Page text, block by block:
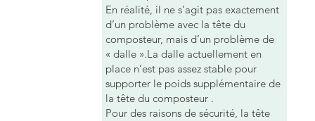
En réalité, il ne s’agit pas exactement
d’un problème avec la tête du
composteur, mais d’un problème de
« dalle ».La dalle actuellement en
place n’est pas assez stable pour
supporter le poids supplémentaire de
la tête du composteur .
Pour des raisons de sécurité, la tête